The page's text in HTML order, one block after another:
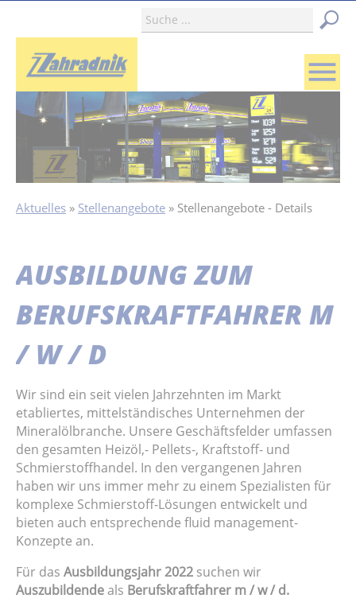
menu
Aktuelles Stellenangebote Stellenangebote - Details
AUSBILDUNG ZUM
BERUFSKRAFTFAHRER M
/ W / D
Wir sind ein seit vielen Jahrzehnten im Markt
etabliertes, mittelständisches Unternehmen der
Mineralölbranche. Unsere Geschäftsfelder umfassen
den gesamten Heizöl,- Pellets-, Kraftstoff- und
Schmierstoffhandel. In den vergangenen Jahren
haben wir uns immer mehr zu einem Spezialisten für
komplexe Schmierstoff-Lösungen entwickelt und
bieten auch entsprechende fluid management-
Konzepte an.
Für das Ausbildungsjahr 2022 suchen wir
Auszubildendeals Berufskraftfahrer m / w / d.